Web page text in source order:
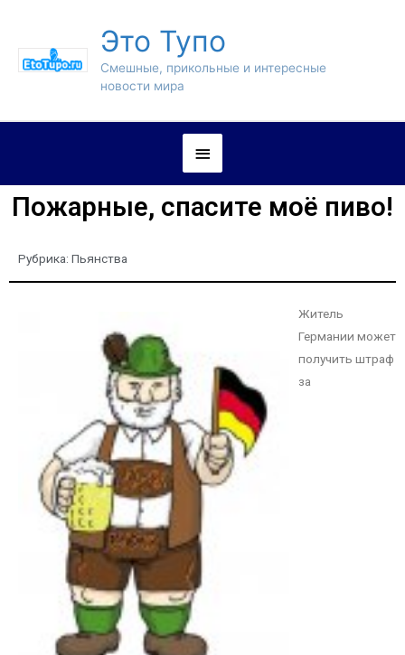
Это Тупо
Смешные, прикольные и интересные
новости мира
Пожарные, спасите моё пиво!
Рубрика: Пьянства
Житель
Германии может
получить штраф
за